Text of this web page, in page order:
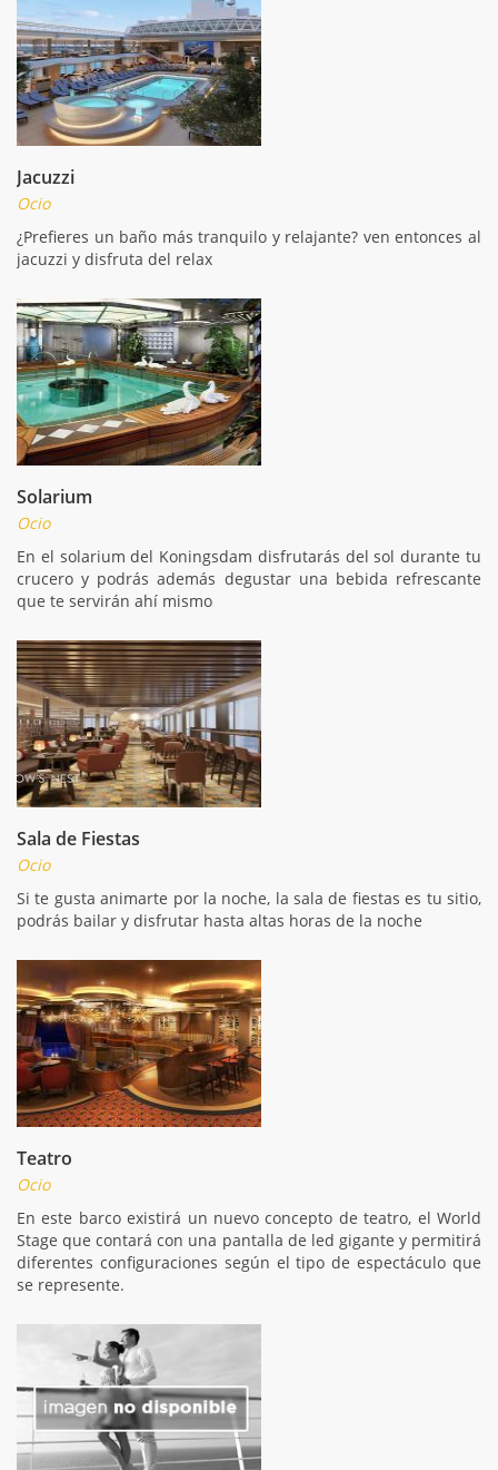
Jacuzzi
Ocio
¿Prefieres un baño más tranquilo y relajante? ven entonces al
jacuzzi y disfruta del relax
Solarium
Ocio
En el solarium del Koningsdam disfrutarás del sol durante tu
crucero y podrás además degustar una bebida refrescante
que te servirán ahí mismo
Sala de Fiestas
Ocio
Si te gusta animarte por la noche, la sala de fiestas es tu sitio,
podrás bailar y disfrutar hasta altas horas de la noche
Teatro
Ocio
En este barco existirá un nuevo concepto de teatro, el World
Stage que contará con una pantalla de led gigante y permitirá
diferentes configuraciones según el tipo de espectáculo que
se represente.